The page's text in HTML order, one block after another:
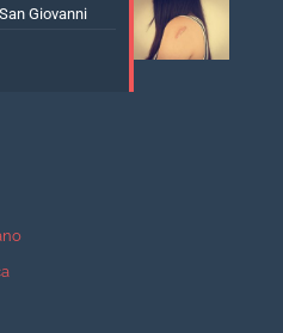
Giovanni